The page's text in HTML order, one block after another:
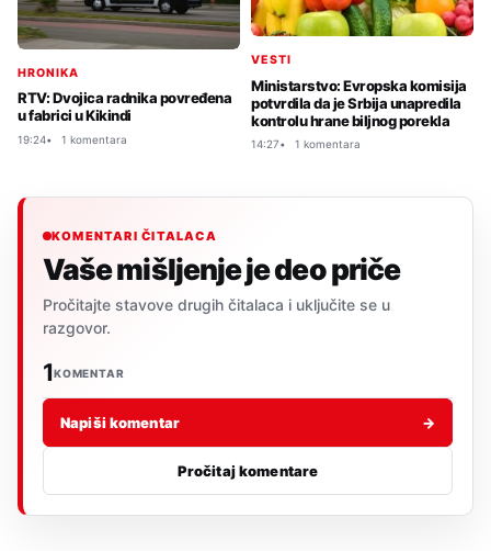
HRONIKA
RTV: Dvojica radnika povređena
u fabrici u Kikindi
19:24 1 komentara
VESTI
Ministarstvo: Evropska komisija
potvrdila da je Srbija unapredila
kontrolu hrane biljnog porekla
14:27 1 komentara
KOMENTARI ČITALACA
Vaše mišljenje je deo priče
Pročitajte stavove drugih čitalaca i uključite se u
razgovor.
1KOMENTAR
Napiši komentar →
Pročitaj komentare